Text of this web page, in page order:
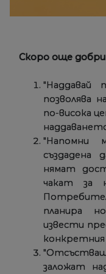
Скоро още добри
"Наддавай
позволява
по-висока
"Напомни
създадена
нямат
чакат за
планира
извести
заложат